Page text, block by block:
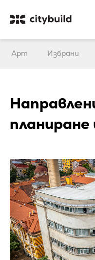
Арт Избрани